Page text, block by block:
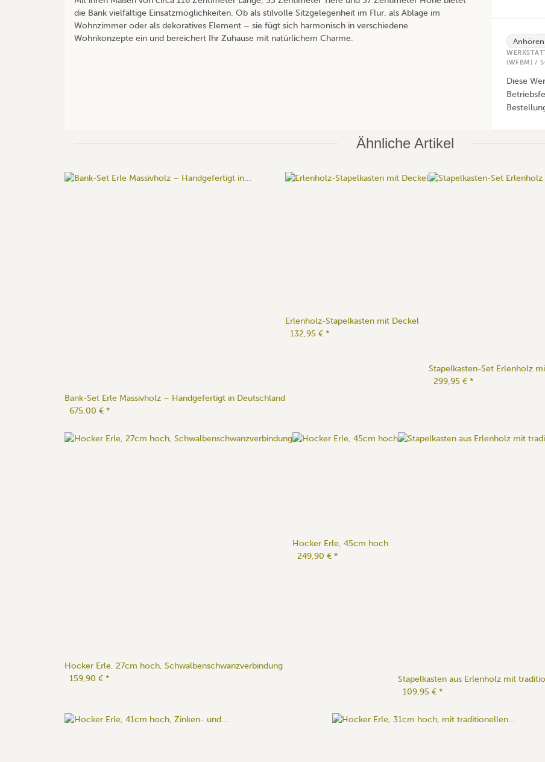
die Bank vielfältige Einsatzmöglichkeiten. Ob als stilvolle Sitzgelegenheit im Flur, als Ablage im
Wohnzimmer oder als dekoratives Element – sie fügt sich harmonisch in verschiedene
Wohnkonzepte ein und bereichert Ihr Zuhause mit natürlichem Charme.
Anhören
(WFBM) /
Diese
Ähnliche Artikel
Bank-Set Erle Massivholz – Handgefertigt in Deutschland
675,00 € *
Erlenholz-Stapelkasten mit Deckel
132,95 € *
Stapelkasten-Set Erlenholz
299,95 € *
Hocker Erle, 27cm hoch, Schwalbenschwanzverbindung
159,90 € *
Hocker Erle, 45cm hoch
249,90 € *
Stapelkasten aus Erlenholz mit
109,95 € *